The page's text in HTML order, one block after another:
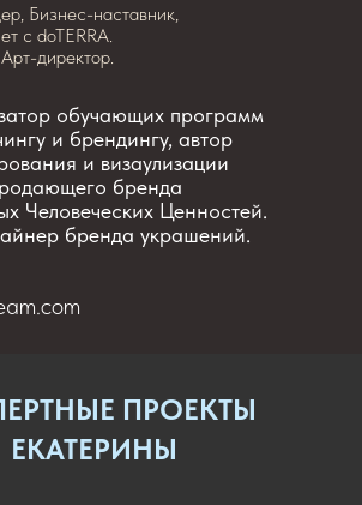
Бизнес-наставник,
с doTERRA.
директор.
обучающих программ
и брендингу, автор
и визаулизации
бренда
Человеческих Ценностей.
бренда украшений.
ПРОЕКТЫ
ЕКАТЕРИНЫ